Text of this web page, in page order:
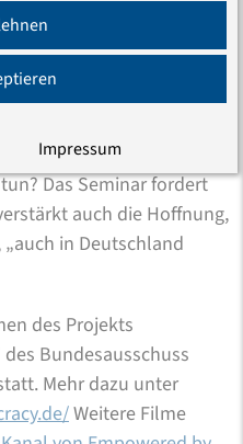
Singen, Rollenspielen
sind Kategorien von
Polizeikontrolle
Diskriminierung
Das Seminar fordert
auch die Hoffnung,
in Deutschland
des Projekts
Bundesausschuss
Mehr dazu unter
Weitere Filme
Impressum